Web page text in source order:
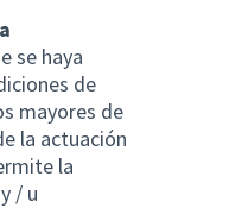
se haya
de
mayores de
la actuación
la
/ u